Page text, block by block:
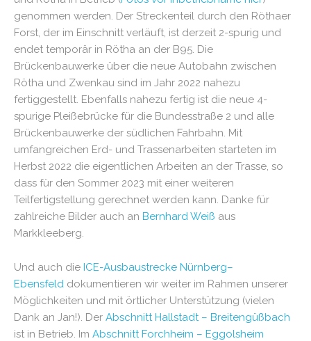
genommen werden. Der Streckenteil durch den Röthaer
Forst, der im Einschnitt verläuft, ist derzeit 2-spurig und
endet temporär in Rötha an der B95. Die
Brückenbauwerke über die neue Autobahn zwischen
Rötha und Zwenkau sind im Jahr 2022 nahezu
fertiggestellt. Ebenfalls nahezu fertig ist die neue 4-
spurige Pleißebrücke für die Bundesstraße 2 und alle
Brückenbauwerke der südlichen Fahrbahn. Mit
umfangreichen Erd- und Trassenarbeiten starteten im
Herbst 2022 die eigentlichen Arbeiten an der Trasse, so
dass für den Sommer 2023 mit einer weiteren
Teilfertigstellung gerechnet werden kann. Danke für
zahlreiche Bilder auch an Bernhard Weiß aus
Markkleeberg.
Und auch die ICE-Ausbaustrecke Nürnberg–
Ebensfeld dokumentieren wir weiter im Rahmen unserer
Möglichkeiten und mit örtlicher Unterstützung (vielen
Dank an Jan!). Der Abschnitt Hallstadt – Breitengüßbach
ist in Betrieb. Im Abschnitt Forchheim – Eggolsheim